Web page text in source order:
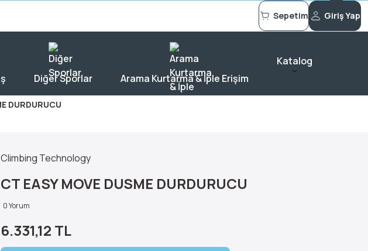
Sepetim Giriş Yap
Diğer Sporlar Arama Kurtarma & İple Erişim
Katalog
DURDURUCU
Climbing Technology
CT EASY MOVE DUSME DURDURUCU
0 Yorum
6.331,12 TL